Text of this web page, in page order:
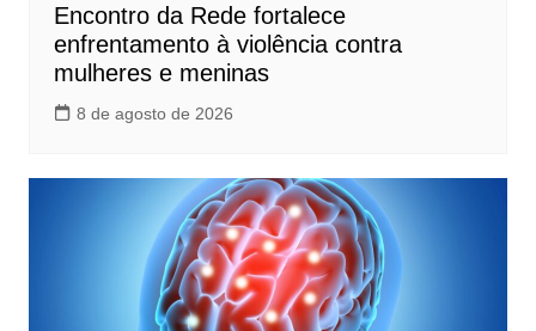
Encontro da Rede fortalece
enfrentamento à violência contra
mulheres e meninas
8 de agosto de 2026